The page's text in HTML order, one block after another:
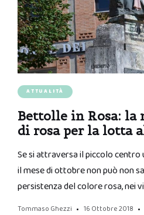
ATTUALITÀ
Bettolle in Rosa: la
di rosa per la lotta
Se si attraversa il piccolo
il mese di ottobre non può non
persistenza del colore rosa, nei
Tommaso Ghezzi 16 Ottobre 2018